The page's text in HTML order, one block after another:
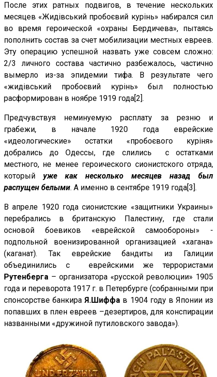
После этих ратных подвигов, в течение нескольких
месяцев «Жидiвський пробоєвий курiнь» набирался сил
во время героической «охраны Бердичева», пытаясь
пополнить состав за счет мобилизации местных евреев.
Эту операцию успешной назвать уже совсем сложно:
2/3 личного состава частично разбежалось, частично
вымерло из-за эпидемии тифа. В результате чего
«жидiвський пробоєвий курiнь» был полностью
расформирован в ноябре 1919 года[2].
Предчувствуя неминуемую расплату за резню и
грабежи, в начале 1920 года еврейские
«идеологические» остатки «пробоєвого курiня»
добрались до Одессы, где слились с остатками
местного, не менее героического сионистского отряда,
который уже как несколько месяцев назад был
распущен белыми. А именно в сентябре 1919 года[3].
В апреле 1920 года сионистские «защитники Украины»
перебрались в британскую Палестину, где стали
основой боевиков «еврейской самообороны» -
подпольной военизированной организацией «хагана»
(каганат). Так еврейские бандиты из Галиции
объединились с еврейскими же террористами
Рутенберга – организатора «русской революции» 1905
года и переворота 1917 г. в Петербурге (собранными при
спонсорстве банкираЯ.Шиффа в 1904 году в Японии из
попавших в плен евреев –дезертиров, для конспирации
названными «дружиной путиловского завода»).